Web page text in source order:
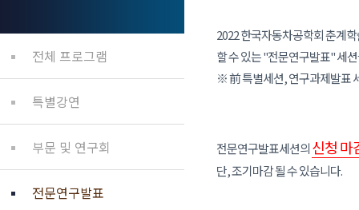
전체 프로그램
특별강연
부문 및 연구회
전문연구발표
2022 한국자동차공학회 춘계
할 수 있는 "전문연구발표" 세
※ 前 특별세션, 연구과제발표
전문연구발표세션의신청 마
단,조기마감 될 수 있습니다.